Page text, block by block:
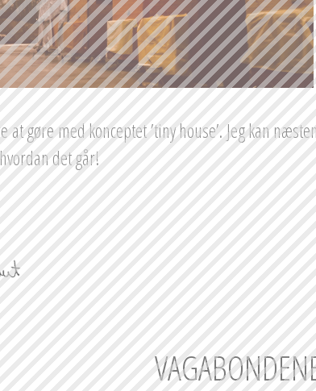
at gøre med konceptet ’tiny house’. Jeg kan
det går!